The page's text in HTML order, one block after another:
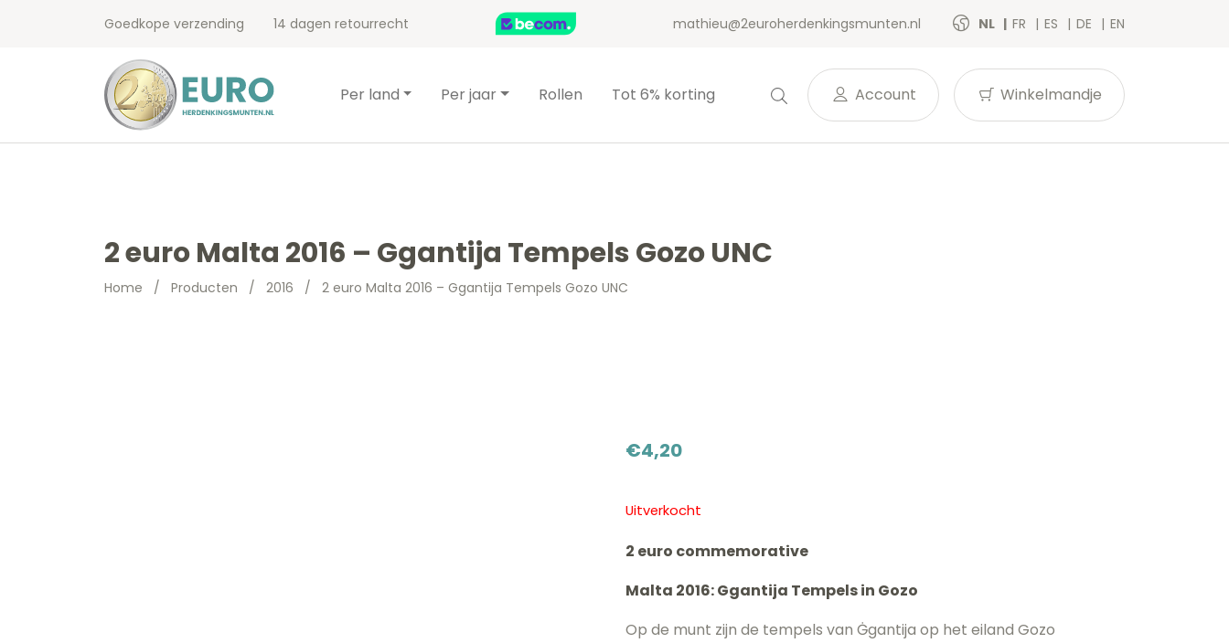
Goedkope verzending 14 dagen retourrecht mathieu@2euroherdenkingsmunten.nl NL FR ES DE EN
Per land Per jaar Rollen Tot 6% korting Account Winkelmandje
2 euro Malta 2016 – Ggantija Tempels Gozo UNC
Home / Producten / 2016 / 2 euro Malta 2016 – Ggantija Tempels Gozo UNC
€4,20
Uitverkocht
2 euro commemorative
Malta 2016: Ggantija Tempels in Gozo
Op de munt zijn de tempels van Ġgantija op het eiland Gozo